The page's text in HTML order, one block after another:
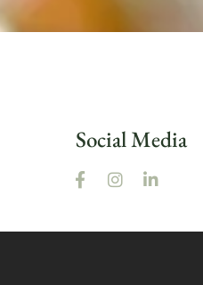
Social Media